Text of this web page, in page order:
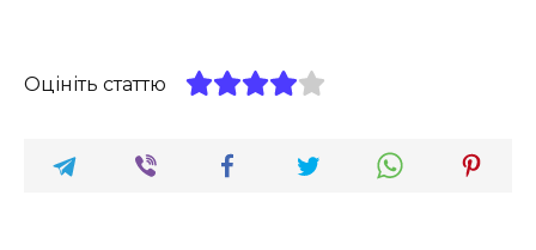
Оцініть статтю